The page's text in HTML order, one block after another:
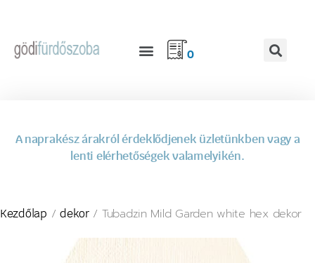
0
A naprakész árakról érdeklődjenek üzletünkben vagy a
lenti elérhetőségek valamelyikén.
Kezdőlap /dekor/ Tubadzin Mild Garden white hex dekor